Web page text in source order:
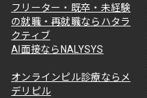
フリーター・既卒・未経験
の就職・再就職ならハタラ
クティブ
AI面接ならNALYSYS
オンラインピル診療ならメ
デリピル